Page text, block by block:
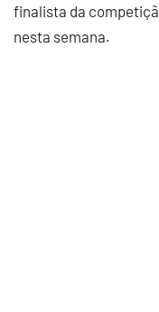
finalista da
nesta semana.